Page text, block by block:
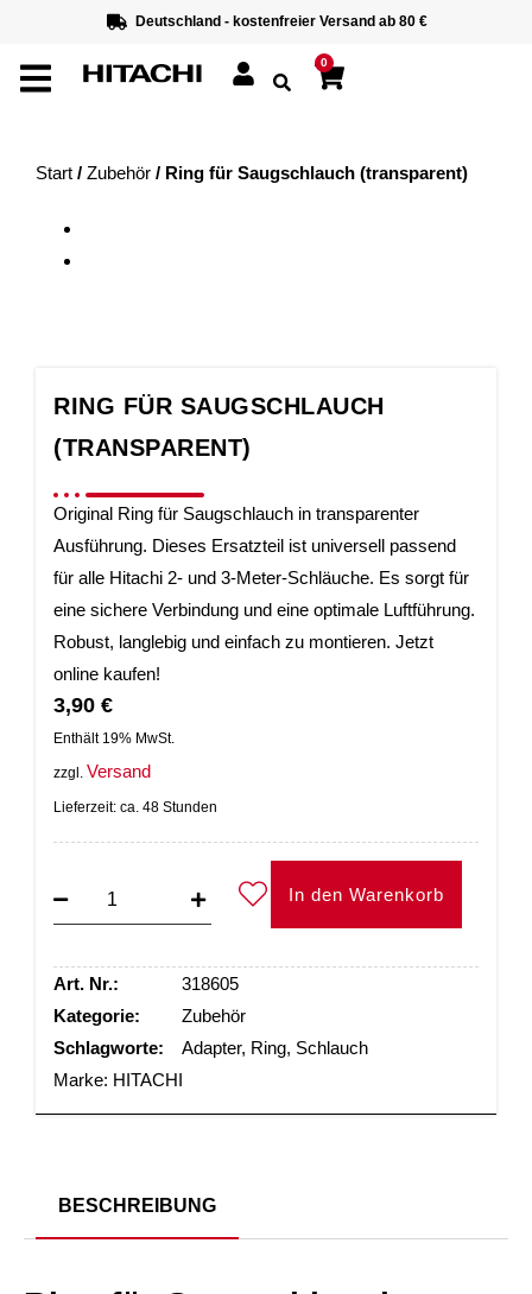
Deutschland - kostenfreier Versand ab 80 €
0
Start / Zubehör / Ring für Saugschlauch (transparent)
RING FÜR SAUGSCHLAUCH
(TRANSPARENT)
Original Ring für Saugschlauch in transparenter
Ausführung. Dieses Ersatzteil ist universell passend
für alle Hitachi 2- und 3-Meter-Schläuche. Es sorgt für
eine sichere Verbindung und eine optimale Luftführung.
Robust, langlebig und einfach zu montieren. Jetzt
online kaufen!
3,90 €
Enthält 19% MwSt.
zzgl. Versand
Lieferzeit: ca. 48 Stunden
In den Warenkorb
Art. Nr.:
318605
Kategorie:
Zubehör
Schlagworte:
Adapter, Ring, Schlauch
Marke: HITACHI
BESCHREIBUNG